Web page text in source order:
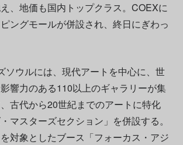
、地価も国内トップクラス。COEXに
ングモールが併設され、終日にぎわっ
ソウルには、現代アートを中心に、世
響力のある110以上のギャラリーが集
古代から20世紀までのアートに特化
マスターズセクション」を併設する。
対象としたブース「フォーカス・アジ